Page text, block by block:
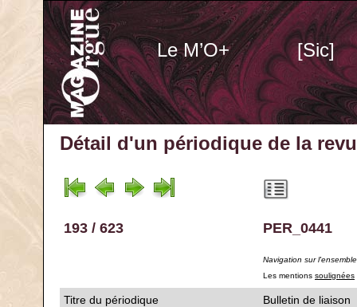
Le M’O+ [Sic]
Détail d'un périodique de la
193 / 623 PER_0441
Navigation sur
Les mentions soulignées
Titre du périodique
Bulletin de liaison